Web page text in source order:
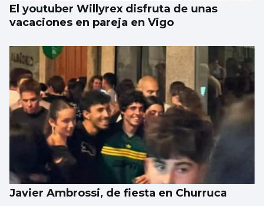
El youtuber Willyrex disfruta de unas
vacaciones en pareja en Vigo
Javier Ambrossi, de fiesta en Churruca